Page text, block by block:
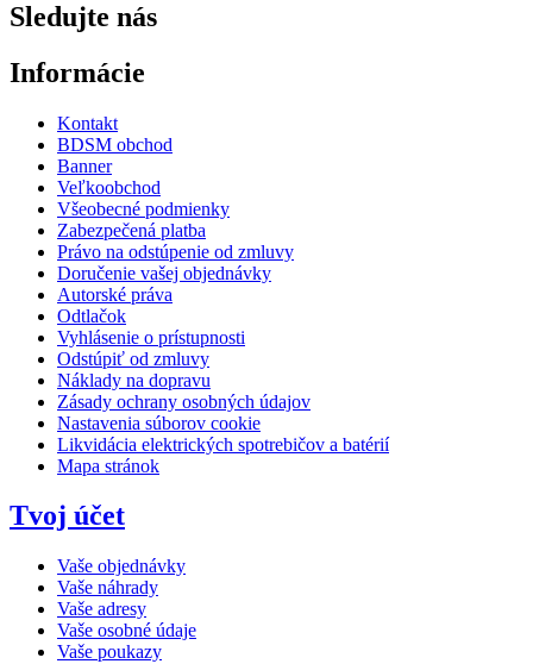
Sledujte nás
Informácie
Kontakt
BDSM obchod
Banner
Veľkoobchod
Všeobecné podmienky
Zabezpečená platba
Právo na odstúpenie od zmluvy
Doručenie vašej objednávky
Autorské práva
Odtlačok
Vyhlásenie o prístupnosti
Odstúpiť od zmluvy
Náklady na dopravu
Zásady ochrany osobných údajov
Nastavenia súborov cookie
Likvidácia elektrických spotrebičov a batérií
Mapa stránok
Tvoj účet
Vaše objednávky
Vaše náhrady
Vaše adresy
Vaše osobné údaje
Vaše poukazy